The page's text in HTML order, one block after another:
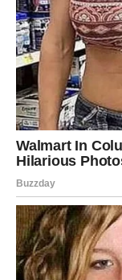
To može biti
ponuda ili prilika
Ribe često ne
dogodi da novac
Ovaj period može
dobre stvari